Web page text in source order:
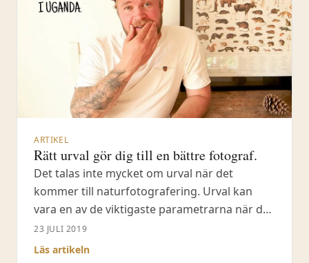
ARTIKEL
Rätt urval gör dig till en bättre fotograf.
Det talas inte mycket om urval när det
kommer till naturfotografering. Urval kan
vara en av de viktigaste parametrarna när det
kommer till vilken naturfotograf du vill
framstå att vara, för andra men givetvis också
23 JULI 2019
Läs artikeln